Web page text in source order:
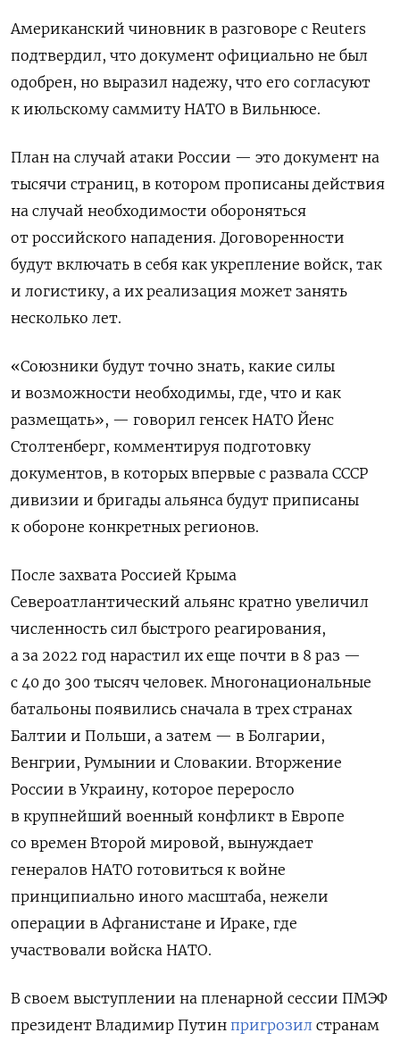
Американский чиновник в разговоре с Reuters
подтвердил, что документ официально не был
одобрен, но выразил надежу, что его согласуют
к июльскому саммиту НАТО в Вильнюсе.
План на случай атаки России — это документ на
тысячи страниц, в котором прописаны действия
на случай необходимости обороняться
от российского нападения. Договоренности
будут включать в себя как укрепление войск, так
и логистику, а их реализация может занять
несколько лет.
«Союзники будут точно знать, какие силы
и возможности необходимы, где, что и как
размещать», — говорил генсек НАТО Йенс
Столтенберг, комментируя подготовку
документов, в которых впервые с развала СССР
дивизии и бригады альянса будут приписаны
к обороне конкретных регионов.
После захвата Россией Крыма
Североатлантический альянс кратно увеличил
численность сил быстрого реагирования,
а за 2022 год нарастил их еще почти в 8 раз —
с 40 до 300 тысяч человек. Многонациональные
батальоны появились сначала в трех странах
Балтии и Польши, а затем — в Болгарии,
Венгрии, Румынии и Словакии. Вторжение
России в Украину, которое переросло
в крупнейший военный конфликт в Европе
со времен Второй мировой, вынуждает
генералов НАТО готовиться к войне
принципиально иного масштаба, нежели
операции в Афганистане и Ираке, где
участвовали войска НАТО.
В своем выступлении на пленарной сессии ПМЭФ
президент Владимир Путин пригрозил странам